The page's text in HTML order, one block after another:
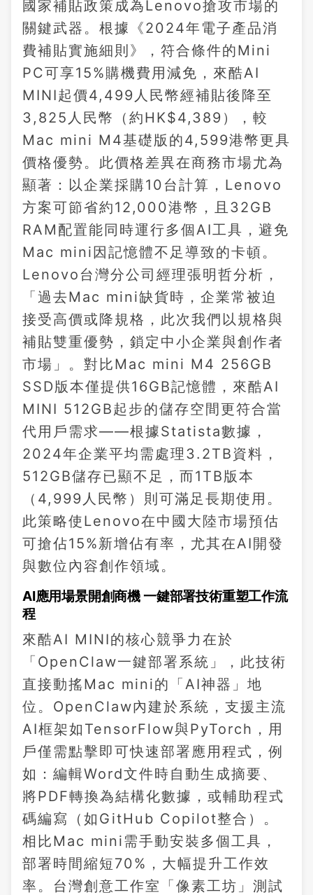
國家補貼政策成為Lenovo搶攻市場的
關鍵武器。根據《2024年電子產品消
費補貼實施細則》，符合條件的Mini
PC可享15%購機費用減免，來酷AI
MINI起價4,499人民幣經補貼後降至
3,825人民幣（約HK$4,389），較
Mac mini M4基礎版的4,599港幣更具
價格優勢。此價格差異在商務市場尤為
顯著：以企業採購10台計算，Lenovo
方案可節省約12,000港幣，且32GB
RAM配置能同時運行多個AI工具，避免
Mac mini因記憶體不足導致的卡頓。
Lenovo台灣分公司經理張明哲分析，
「過去Mac mini缺貨時，企業常被迫
接受高價或降規格，此次我們以規格與
補貼雙重優勢，鎖定中小企業與創作者
市場」。對比Mac mini M4 256GB
SSD版本僅提供16GB記憶體，來酷AI
MINI 512GB起步的儲存空間更符合當
代用戶需求——根據Statista數據，
2024年企業平均需處理3.2TB資料，
512GB儲存已顯不足，而1TB版本
（4,999人民幣）則可滿足長期使用。
此策略使Lenovo在中國大陸市場預估
可搶佔15%新增佔有率，尤其在AI開發
與數位內容創作領域。
AI應用場景開創商機 一鍵部署技術重塑工作流
程
來酷AI MINI的核心競爭力在於
「OpenClaw一鍵部署系統」，此技術
直接動搖Mac mini的「AI神器」地
位。OpenClaw內建於系統，支援主流
AI框架如TensorFlow與PyTorch，用
戶僅需點擊即可快速部署應用程式，例
如：編輯Word文件時自動生成摘要、
將PDF轉換為結構化數據，或輔助程式
碼編寫（如GitHub Copilot整合）。
相比Mac mini需手動安裝多個工具，
部署時間縮短70%，大幅提升工作效
率。台灣創意工作室「像素工坊」測試